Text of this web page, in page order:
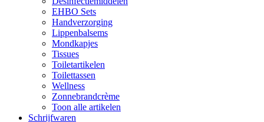
EHBO Sets
Handverzorging
Lippenbalsems
Mondkapjes
Tissues
Toiletartikelen
Toilettassen
Wellness
Zonnebrandcrème
Toon alle artikelen
Schrijfwaren